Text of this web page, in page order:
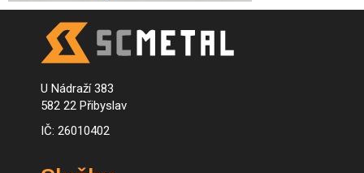
U Nádraží 383
582 22 Přibyslav
IČ: 26010402